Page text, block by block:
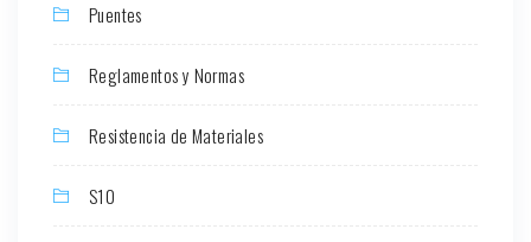
Puentes
Reglamentos y Normas
Resistencia de Materiales
S10